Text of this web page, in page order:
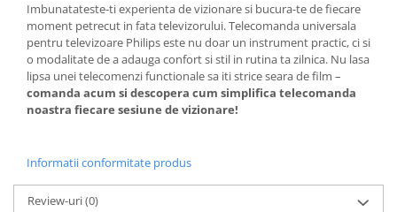
Imbunatateste-ti experienta de vizionare si bucura-te de fiecare
moment petrecut in fata televizorului. Telecomanda universala
pentru televizoare Philips este nu doar un instrument practic, ci si
o modalitate de a adauga confort si stil in rutina ta zilnica. Nu lasa
lipsa unei telecomenzi functionale sa iti strice seara de film –
comanda acum si descopera cum simplifica telecomanda
noastra fiecare sesiune de vizionare!
Informatii conformitate produs
Review-uri(0)